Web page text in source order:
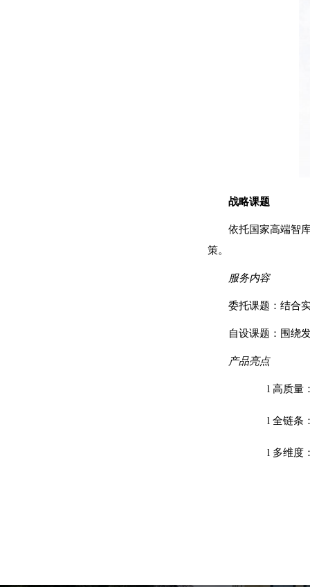
战略课题
依托国家高端智
策。
服务内容
委托课题：结合
自设课题：围绕
产品亮点
l 高质量
l 全链条
l 多维度